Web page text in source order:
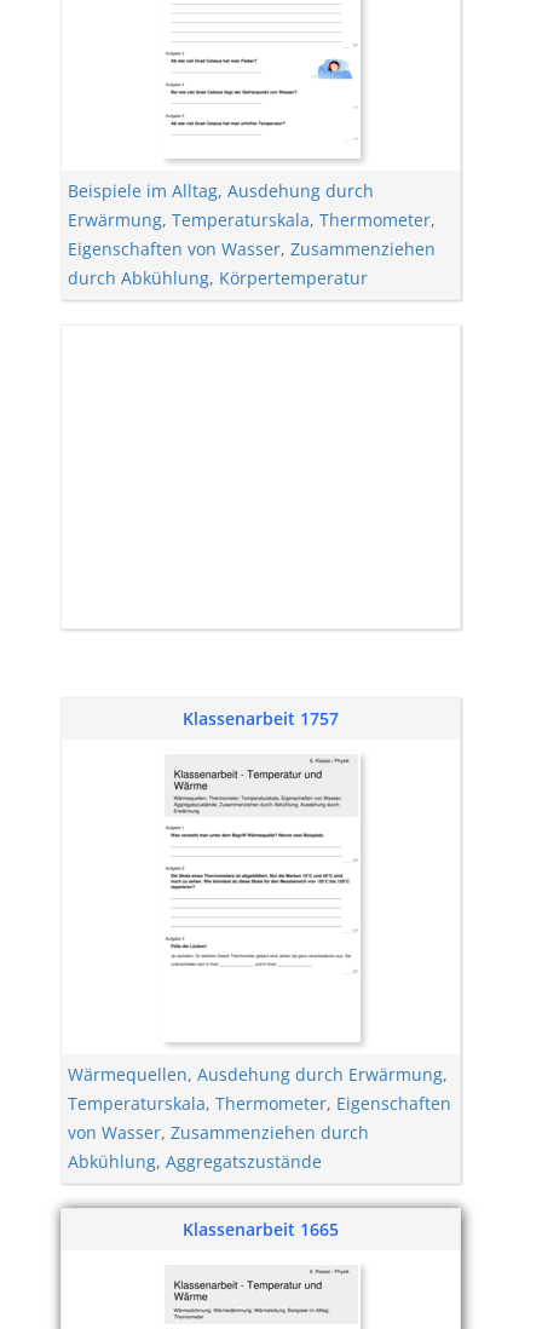
Beispiele im Alltag, Ausdehung durch
Erwärmung, Temperaturskala, Thermometer,
Eigenschaften von Wasser, Zusammenziehen
durch Abkühlung, Körpertemperatur
Klassenarbeit 1757
Wärmequellen, Ausdehung durch Erwärmung,
Temperaturskala, Thermometer, Eigenschaften
von Wasser, Zusammenziehen durch
Abkühlung, Aggregatszustände
Klassenarbeit 1665